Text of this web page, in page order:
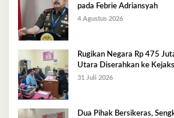
pada Febrie Adriansyah
4 Agustus 2026
Rugikan Negara Rp 475
Utara Diserahkan ke
31 Juli 2026
Dua Pihak Bersikeras,